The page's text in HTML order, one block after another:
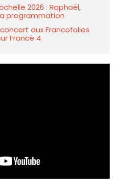
2026 : Raphaël,
programmation
aux Francofolies
France 4